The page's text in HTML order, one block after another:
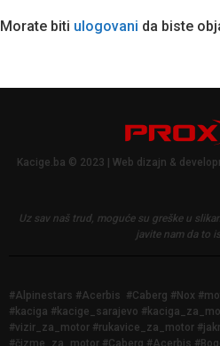
Morate biti ulogovani da biste
Kacige.ba © 2023 | Web dizajn &
Uz sav naš trud, moguće su greške u
javite nam da to
#Alpinestars #Acerbis #Caberg #Nox
#kaciga #kacige_sarajevo
#vizir_za_motor #rukavice_za_motor
#čizme_za_motor #Caberg #Acerbis